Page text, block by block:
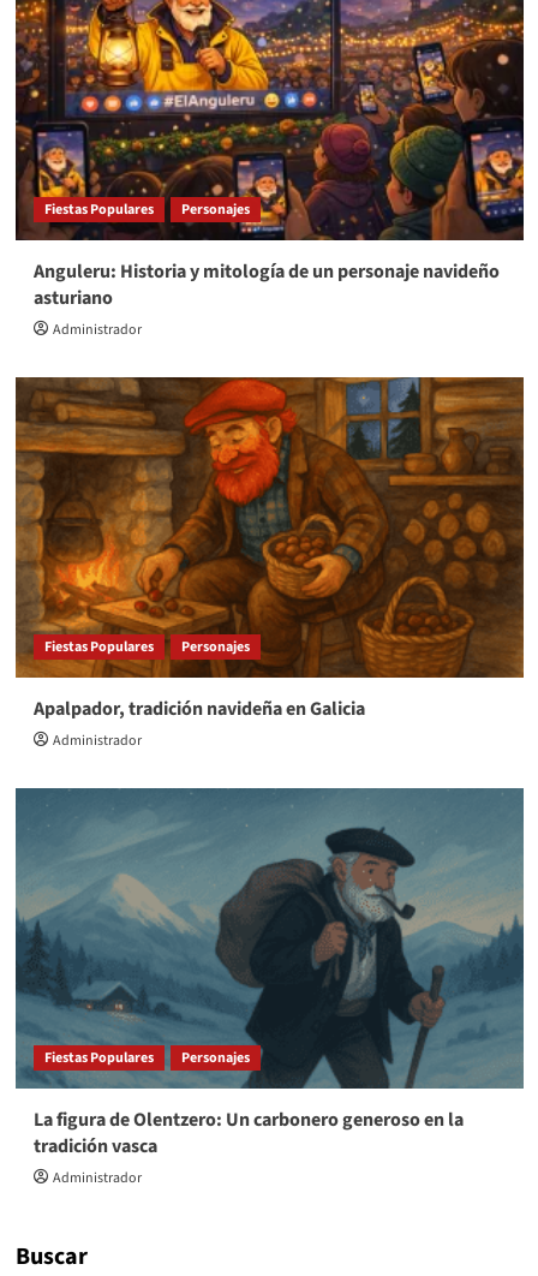
Fiestas Populares Personajes
Anguleru: Historia y mitología de un personaje navideño
asturiano
Administrador
Fiestas Populares Personajes
Apalpador, tradición navideña en Galicia
Administrador
Fiestas Populares Personajes
La figura de Olentzero: Un carbonero generoso en la
tradición vasca
Administrador
Buscar